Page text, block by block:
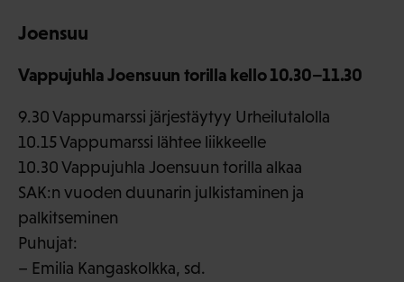
Joensuu
Vappujuhla Joensuun torilla kello 10.30–11.30
9.30 Vappumarssi järjestäytyy Urheilutalolla
10.15 Vappumarssi lähtee liikkeelle
10.30 Vappujuhla Joensuun torilla alkaa
SAK:n vuoden duunarin julkistaminen ja
palkitseminen
Puhujat:
– Emilia Kangaskolkka, sd.